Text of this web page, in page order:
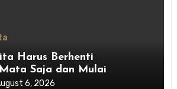
Harus Berhenti
Saja dan Mulai
Orang Lain
6, 2026